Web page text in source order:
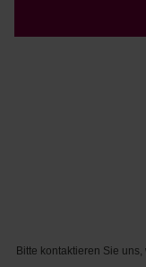
Bitte kontaktieren Sie